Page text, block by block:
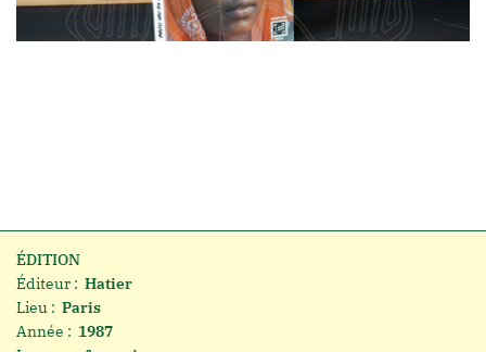
ÉDITION
Éditeur : Hatier
Lieu : Paris
Année : 1987